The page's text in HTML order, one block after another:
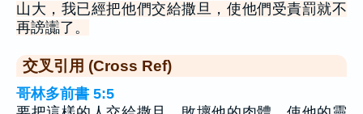
山大，我已經把他們交給撒旦，使他們受責罰就不
再謗讟了。
交叉引用 (Cross Ref)
哥林多前書 5:5